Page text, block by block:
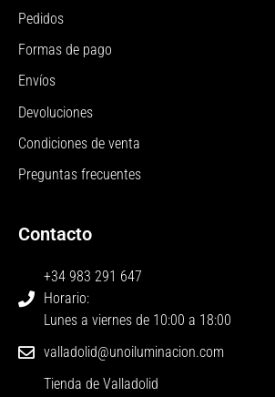
Pedidos
Formas de pago
Envíos
Devoluciones
Condiciones de venta
Preguntas frecuentes
Contacto
+34 983 291 647
Horario:
Lunes a viernes de 10:00 a 18:00
valladolid@unoiluminacion.com
Tienda de Valladolid